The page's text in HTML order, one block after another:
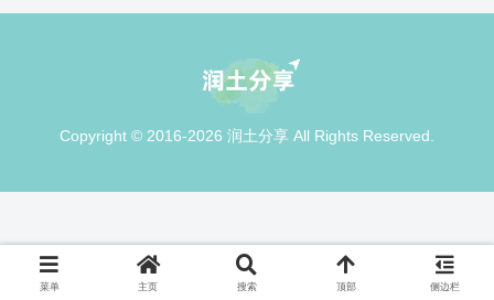
Copyright © 2016-2026 润土分享 All Rights Reserved.
菜单 主页 搜索 顶部 侧边栏